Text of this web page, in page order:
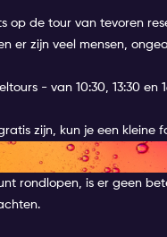
op de tour van tevoren
er zijn veel mensen,
- van 10:30, 13:30
zijn, kun je een
GRATIS
rondlopen, is er geen